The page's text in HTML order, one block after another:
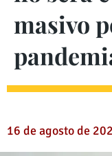
masivo
16 de agosto de